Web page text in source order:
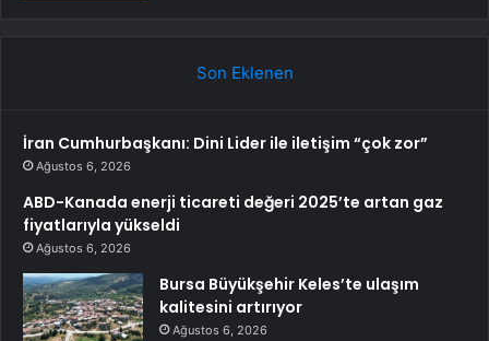
Son Eklenen
İran Cumhurbaşkanı: Dini Lider ile iletişim “çok zor”
Ağustos 6, 2026
ABD-Kanada enerji ticareti değeri 2025’te artan gaz
fiyatlarıyla yükseldi
Ağustos 6, 2026
Bursa Büyükşehir Keles’te ulaşım
kalitesini artırıyor
Ağustos 6, 2026